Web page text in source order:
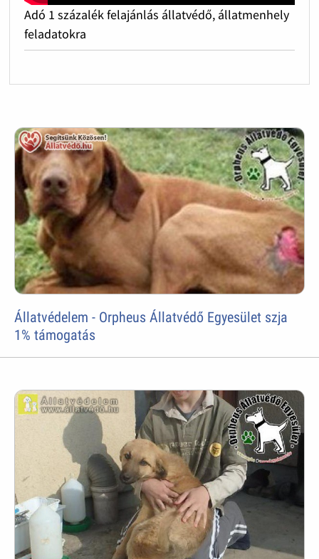
Adó 1 százalék felajánlás állatvédő, állatmenhely
feladatokra
Állatvédelem - Orpheus Állatvédő Egyesület szja
1% támogatás